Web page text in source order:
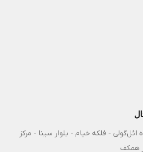
ائل‌گولی - فلکه خیام - بلوار سینا - مرکز
همکف